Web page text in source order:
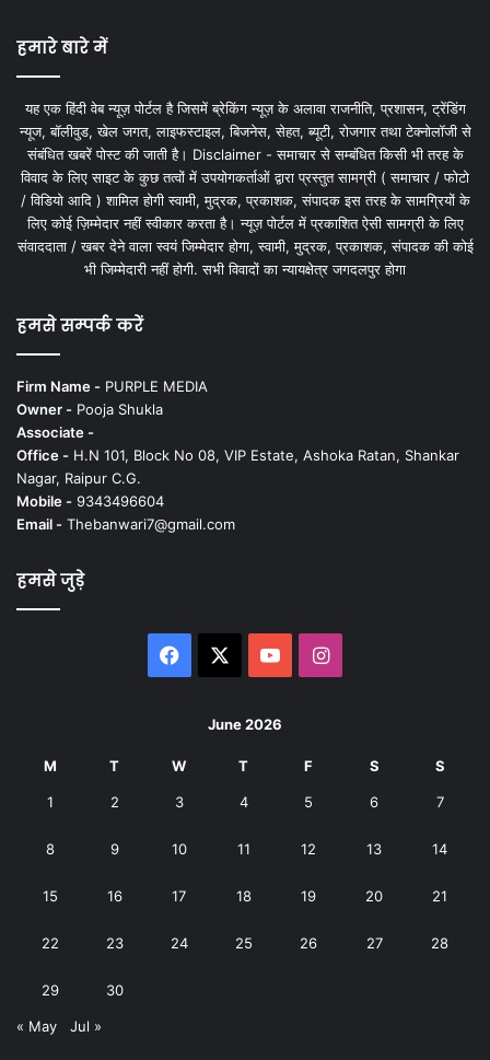
हमारे बारे में
यह एक हिंदी वेब न्यूज़ पोर्टल है जिसमें ब्रेकिंग न्यूज़ के अलावा राजनीति, प्रशासन, ट्रेंडिंग
न्यूज, बॉलीवुड, खेल जगत, लाइफस्टाइल, बिजनेस, सेहत, ब्यूटी, रोजगार तथा टेक्नोलॉजी से
संबंधित खबरें पोस्ट की जाती है। Disclaimer - समाचार से सम्बंधित किसी भी तरह के
विवाद के लिए साइट के कुछ तत्वों में उपयोगकर्ताओं द्वारा प्रस्तुत सामग्री ( समाचार / फोटो
/ विडियो आदि ) शामिल होगी स्वामी, मुद्रक, प्रकाशक, संपादक इस तरह के सामग्रियों के
लिए कोई ज़िम्मेदार नहीं स्वीकार करता है। न्यूज़ पोर्टल में प्रकाशित ऐसी सामग्री के लिए
संवाददाता / खबर देने वाला स्वयं जिम्मेदार होगा, स्वामी, मुद्रक, प्रकाशक, संपादक की कोई
भी जिम्मेदारी नहीं होगी. सभी विवादों का न्यायक्षेत्र जगदलपुर होगा
हमसे सम्पर्क करें
Firm Name - PURPLE MEDIA
Owner - Pooja Shukla
Associate -
Office - H.N 101, Block No 08, VIP Estate, Ashoka Ratan, Shankar
Nagar, Raipur C.G.
Mobile - 9343496604
Email - Thebanwari7@gmail.com
हमसे जुड़े
Facebook YouTubeInstagram
June 2026
M T W T F S S
1 2 3 4 5 6 7
8 9 10 11 12 13 14
15 16 17 18 19 20 21
22 23 24 25 26 27 28
29 30
« May Jul »